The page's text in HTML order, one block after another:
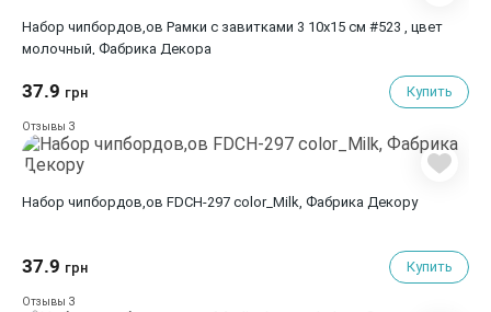
Набор чипбордов,ов Рамки с завитками 3 10х15 см #523 , цвет
молочный, Фабрика Декора
37.9 грн Купить
Отзывы 3
Набор чипбордов,ов FDCH-297 color_Milk, Фабрика Декору
37.9 грн Купить
Отзывы 3